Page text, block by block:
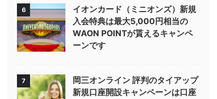
6
イオンカード（ミニオンズ）新規
入会特典は最大5,000円相当の
WAON POINTが貰えるキャンペ
ーンです
7
岡三オンライン 評判のタイアップ
新規口座開設キャンペーンは口座